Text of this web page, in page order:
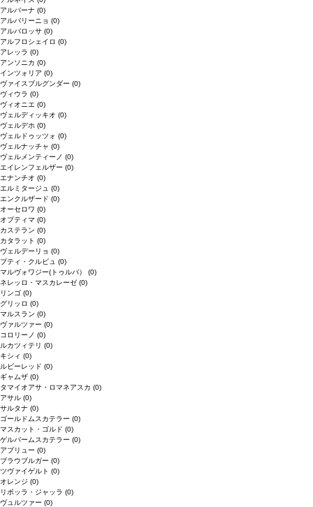
アルバーナ (0)
アルバリーニョ (0)
アルバロッサ (0)
アルフロシェイロ (0)
アレッラ (0)
アンソニカ (0)
インツォリア (0)
ヴァイスブルグンダー (0)
ヴィウラ (0)
ヴィオニエ (0)
ヴェルディッキオ (0)
ヴェルデホ (0)
ヴェルドゥッツォ (0)
ヴェルナッチャ (0)
ヴェルメンティーノ (0)
エイレンフェルザー (0)
エナンチオ (0)
エルミタージュ (0)
エンクルザード (0)
オーセロワ (0)
オプティマ (0)
カステラン (0)
カタラット (0)
ヴェルデーリョ (0)
プティ・クルビュ (0)
マルヴォワジー(トゥルバ） (0)
ネレッロ・マスカレーゼ (0)
リンゴ (0)
グリッロ (0)
マルスラン (0)
ヴァルツァー (0)
コロリーノ (0)
ルカツィテリ (0)
キシィ (0)
ルビーレッド (0)
ギャムザ (0)
タマイオアサ・ロマネアスカ (0)
アサル (0)
サルタナ (0)
ゴールドムスカテラー (0)
マスカット・ゴルド (0)
ゲルバームスカテラー (0)
アブリュー (0)
ブラウブルガー (0)
ツヴァイゲルト (0)
オレンジ (0)
リボッラ・ジャッラ (0)
ヴュルツァー (0)